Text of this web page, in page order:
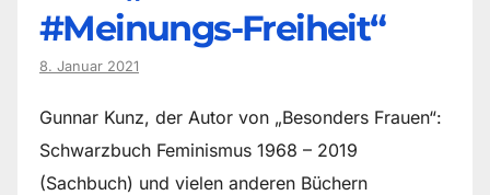
#Meinungs-Freiheit“
8. Januar 2021
Gunnar Kunz, der Autor von „Besonders Frauen“:
Schwarzbuch Feminismus 1968 – 2019
(Sachbuch) und vielen anderen Büchern